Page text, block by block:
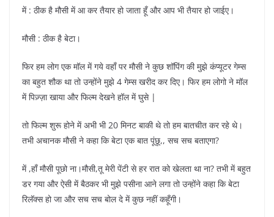
में : ठीक है मौसी में आ कर तैयार हो जाता हूँ और आप भी तैयार हो जाईए।
मौसी : ठीक है बेटा।
फिर हम लोग एक मॉल में गये वहाँ पर मौसी ने कुछ शॉपिंग की मुझे कंप्यूटर गेम्स
का बहुत शौक था तो उन्होंने मुझे 4 गेम्स खरीद कर दिए। फिर हम लोगो ने मॉल
में पिज़्ज़ा खाया और फिल्म देखने हॉल में घुसे |
तो फिल्म शुरू होने में अभी भी 20 मिनट बाकी थे तो हम बातचीत कर रहे थे।
तभी अचानक मौसी ने कहा कि बेटा एक बात पूंछू,, सच सच बताएगा?
में ,हाँ मौसी पूछो ना।मौसी,तू मेरी पेंटी से हर रात को खेलता था ना? तभी में बहुत
डर गया और ऐसी में बैठकर भी मुझे पसीना आने लगा तो उन्होंने कहा कि बेटा
रिलॅक्स हो जा और सच सच बोल दे में कुछ नहीं कहूँगी।